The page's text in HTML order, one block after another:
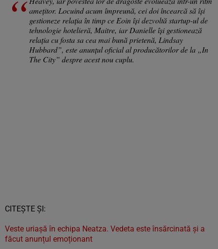
amețitor. Locuind acum împreună, cei doi încearcă să își
gestioneze relația în timp ce Eoin își dezvoltă startup-ul de
tehnologie hotelieră, Maitre, iar Danielle își gestionează
relația cu fosta sa cea mai bună prietenă, Lindsay
Hubbard”, este anunțul oficial al producătorilor de la „In
The City” despre acest nou cuplu.
CITEȘTE ȘI:
Veste uriașă în echipa Neatza. Vedeta este însărcinată și a
făcut anunțul emoționant